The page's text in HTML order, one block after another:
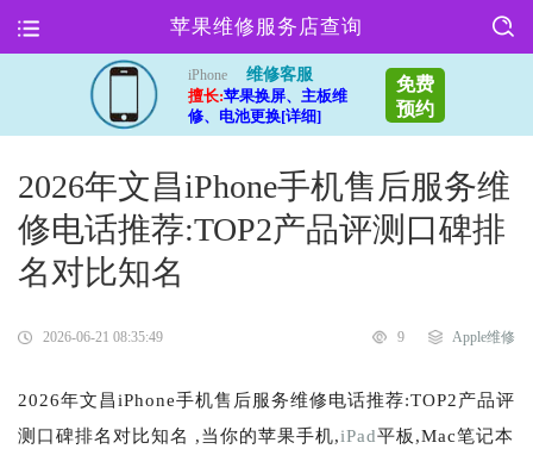
苹果维修服务店查询
iPhone
维修客服
擅长:苹果换屏、主板维
修、电池更换[详细]
免费
预约
2026年文昌iPhone手机售后服务维
修电话推荐:TOP2产品评测口碑排
名对比知名
2026-06-21 08:35:49 9 Apple维修
2026年文昌iPhone手机售后服务维修电话推荐:TOP2产品评
测口碑排名对比知名 ,当你的苹果手机,iPad平板,Mac笔记本